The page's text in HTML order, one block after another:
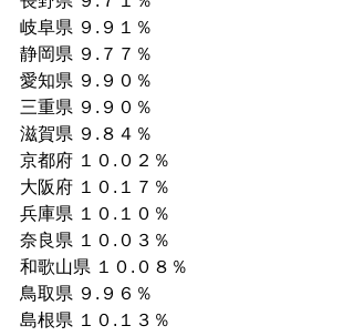
岐阜県 ９.９１％
静岡県 ９.７７％
愛知県 ９.９０％
三重県 ９.９０％
滋賀県 ９.８４％
京都府 １０.０２％
大阪府 １０.１７％
兵庫県 １０.１０％
奈良県 １０.０３％
和歌山県 １０.０８％
鳥取県 ９.９６％
島根県 １０.１３％